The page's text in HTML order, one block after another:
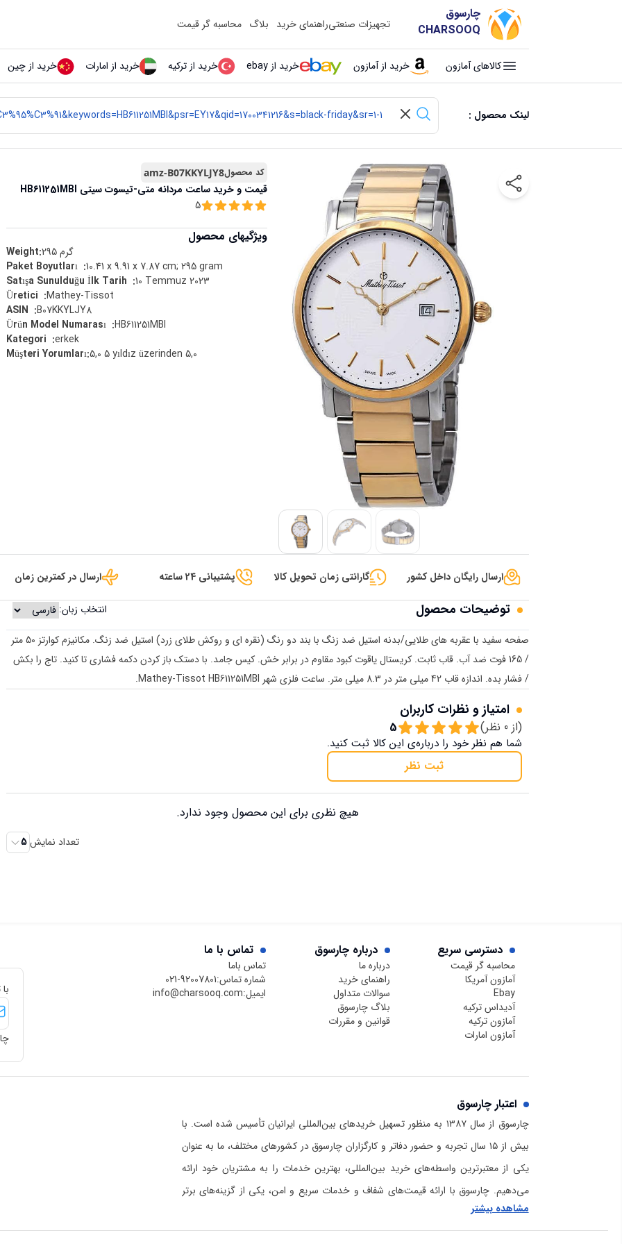
چارسوق
CHARSOOQ
تجهیزات صنعتیراهنمای خرید بلاگ محاسبه گر قیمت
کالاهای آمازون خرید از آمازون خرید از ebay خرید از ترکیه خرید از امارات خرید از چین
لینک محصول :
کد محصولamz-B07KKYLJY8
قیمت و خریدساعت مردانه متی-تیسوت سیتی HB611251MBI
5
ویژگیهای محصول
Weight:295گرم
:10.41 x 9.91 x 7.87 cm; 295 gram
:10 Temmuz 2023
:Mathey-Tissot
:B07KKYLJY8
:HB611251MBI
:erkek
Müşteri Yorumları:5,0 5 yıldız üzerinden 5,0
ارسال رایگان داخل کشور گارانتی زمان تحویل کالا پشتیبانی 24 ساعته ارسال در کمترین زمان
توضیحات محصول
انتخاب زبان:
صفحه سفید با عقربه های طلایی/بدنه استیل ضد زنگ با بند دو رنگ (نقره ای و روکش طلای زرد) استیل ضد زنگ. مکانیزم کوارتز 50 متر
/ 165 فوت ضد آب. قاب ثابت. کریستال یاقوت کبود مقاوم در برابر خش. کیس جامد. با دستک باز کردن دکمه فشاری تا کنید. تاج را بکش
/ فشار بده. اندازه قاب 42 میلی متر در 8.3 میلی متر. ساعت فلزی شهر Mathey-Tissot HB611251MBI.
امتیاز و نظرات کاربران
(از0 نظر) 5
شما هم نظر خود را درباره‌ی این کالا ثبت کنید.
ثبت نظر
هیچ نظری برای این محصول وجود ندارد.
تعداد نمایش 5
دسترسی سریع
محاسبه گر قیمت
آمازون آمریکا
Ebay
آدیداس ترکیه
آمازون ترکیه
آمازون امارات
درباره چارسوق
درباره ما
راهنمای خرید
سوالات متداول
بلاگ چارسوق
قوانین و مقررات
تماس با ما
تماس باما
شماره تماس:021-92007801
ایمیل:info@charsooq.com
اعتبار چارسوق
چارسوق از سال ۱۳۸۷ به منظور تسهیل خریدهای بین‌المللی ایرانیان تأسیس شده است. با
بیش از ۱۵ سال تجربه و حضور دفاتر و کارگزاران چارسوق در کشورهای مختلف، ما به عنوان
یکی از معتبرترین واسطه‌های خرید بین‌المللی، بهترین خدمات را به مشتریان خود ارائه
می‌دهیم. چارسوق با ارائه قیمت‌های شفاف و خدمات سریع و امن، یکی از گزینه‌های برتر
برای خرید از آمازون و دیگر سایت‌های خارجی است. برای خواندن بیشتر راجع به اعتبار
چارسوق و هلدینگ بازرگانی رادمان و دانستن اینکهما کی هستیمکلیک کنید.
مشاهده بیشتر